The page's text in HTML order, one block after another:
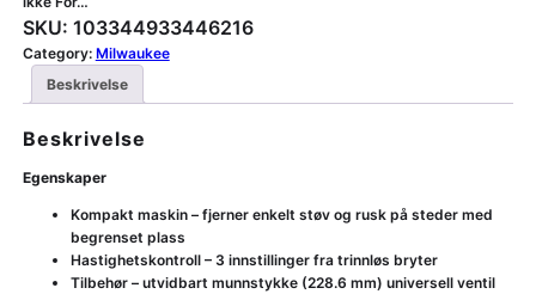
SKU: 103344933446216
Category: Milwaukee
Beskrivelse
Beskrivelse
Egenskaper
Kompakt maskin – fjerner enkelt støv og rusk på steder med
begrenset plass
Hastighetskontroll – 3 innstillinger fra trinnløs bryter
Tilbehør – utvidbart munnstykke (228.6 mm) universell ventil